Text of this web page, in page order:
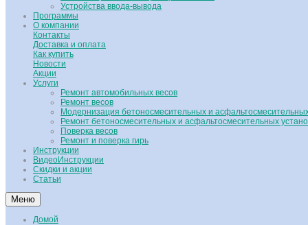
Устройства ввода-вывода
Программы
О компании
Контакты
Доставка и оплата
Как купить
Новости
Акции
Услуги
Ремонт автомобильных весов
Ремонт весов
Модернизация бетоносмесительных и
Ремонт бетоносмесительных и асфальтосмесительных
Поверка весов
Ремонт и поверка гирь
Инструкции
ВидеоИнструкции
Скидки и акции
Статьи
Меню
Домой